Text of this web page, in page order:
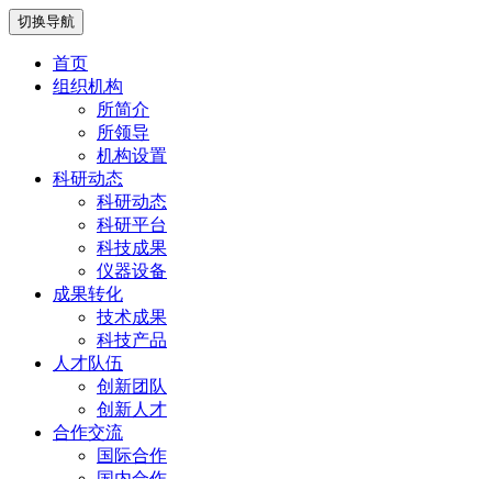
切换导航
首页
组织机构
所简介
所领导
机构设置
科研动态
科研动态
科研平台
科技成果
仪器设备
成果转化
技术成果
科技产品
人才队伍
创新团队
创新人才
合作交流
国际合作